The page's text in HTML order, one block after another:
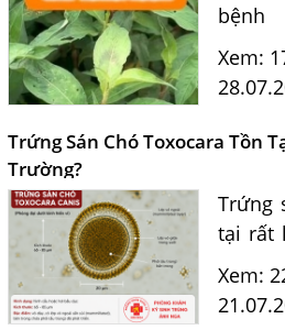
bệnh
học
Xem:
Trứng Sán Chó Toxocara Tồn
Trường?
Trứng
tại rất
và là
hiểm
Xem:
Một Số Điều Cần Biết Về Ký
Người
Nguyên Nhân Và Tác Hại Của
Chẩn Đoán Và Điều Trị Bệnh